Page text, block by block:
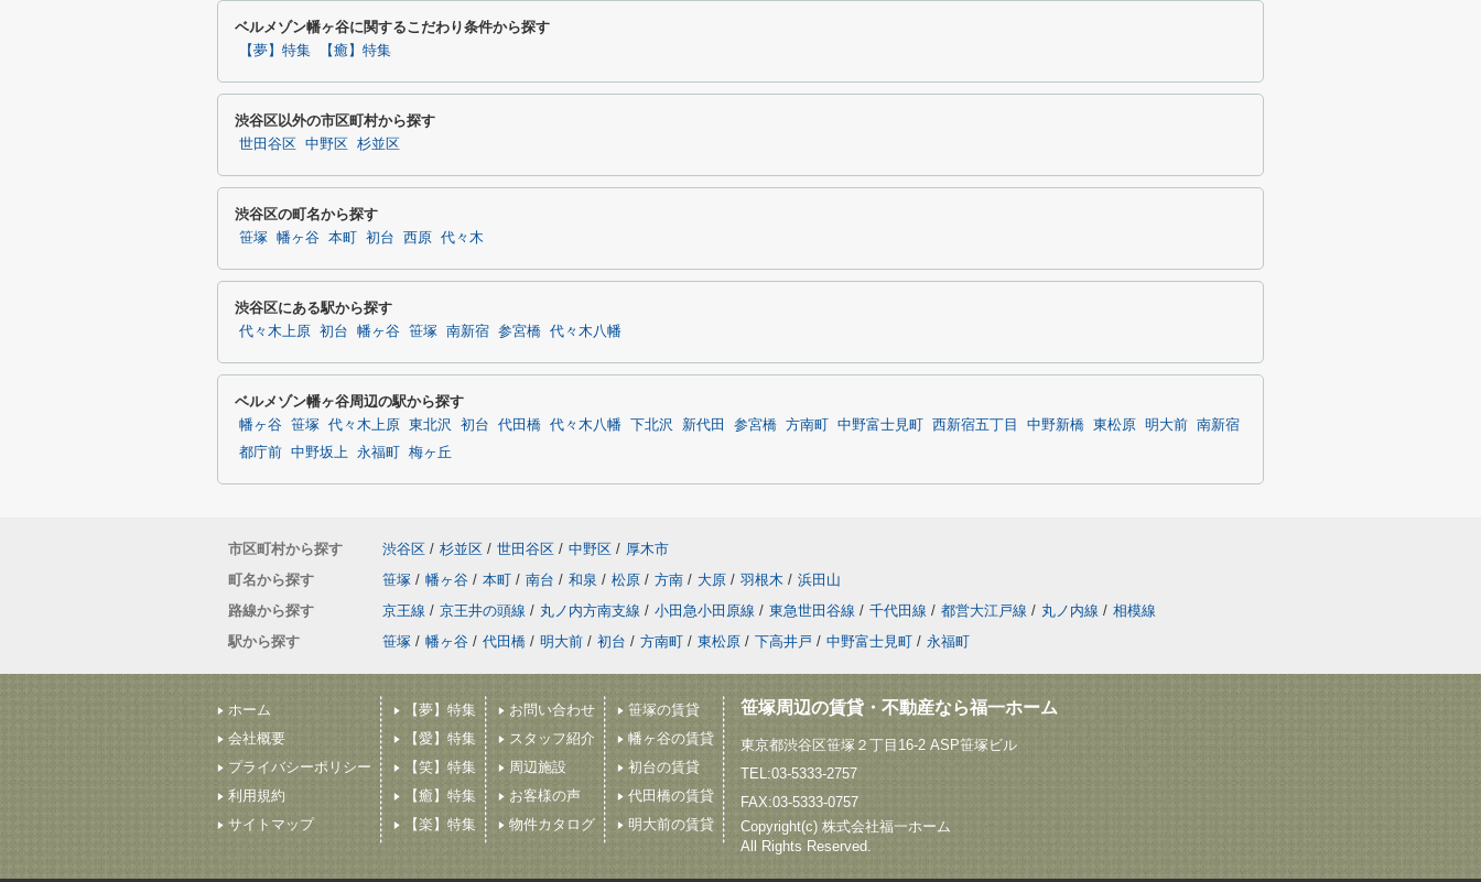
ベルメゾン幡ヶ谷に関するこだわり条件から探す
【夢】特集 【癒】特集
渋谷区以外の市区町村から探す
世田谷区 中野区 杉並区
渋谷区の町名から探す
笹塚 幡ヶ谷 本町 初台 西原 代々木
渋谷区にある駅から探す
代々木上原 初台 幡ヶ谷 笹塚 南新宿 参宮橋 代々木八幡
ベルメゾン幡ヶ谷周辺の駅から探す
幡ヶ谷 笹塚 代々木上原 東北沢 初台 代田橋 代々木八幡 下北沢 新代田 参宮橋 方南町 中野富士見町 西新宿五丁目 中野新橋 東松原 明大前 南新宿
都庁前 中野坂上 永福町 梅ヶ丘
市区町村から探す 渋谷区 / 杉並区 / 世田谷区 / 中野区 / 厚木市
町名から探す
笹塚 / 幡ヶ谷 / 本町 / 南台 / 和泉 / 松原 / 方南 / 大原 / 羽根木 / 浜田山
路線から探す
京王線 / 京王井の頭線 / 丸ノ内方南支線 / 小田急小田原線 / 東急世田谷線 / 千代田線 / 都営大江戸線 / 丸ノ内線 / 相模線
駅から探す
笹塚 / 幡ヶ谷 / 代田橋 / 明大前 / 初台 / 方南町 / 東松原 / 下高井戸 / 中野富士見町 / 永福町
ホーム
会社概要
プライバシーポリシー
利用規約
サイトマップ
【夢】特集
【愛】特集
【笑】特集
【癒】特集
【楽】特集
お問い合わせ
スタッフ紹介
周辺施設
お客様の声
物件カタログ
笹塚の賃貸
幡ヶ谷の賃貸
初台の賃貸
代田橋の賃貸
明大前の賃貸
笹塚周辺の賃貸・不動産なら福一ホーム
東京都渋谷区笹塚２丁目16-2 ASP笹塚ビル
TEL:03-5333-2757
FAX:03-5333-0757
Copyright(c) 株式会社福一ホーム
All Rights Reserved.